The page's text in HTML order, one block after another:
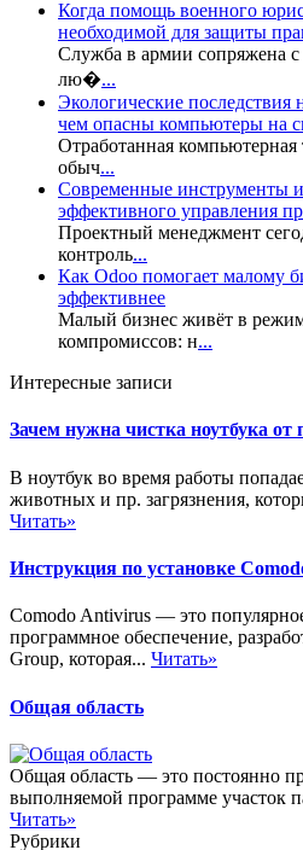
Когда помощь военного
необходимой для защиты
Служба в армии сопряжена
лю�...
Экологические последствия
чем опасны компьютеры на
Отработанная компьютерная
обыч...
Современные инструменты
эффективного управления
Проектный менеджмент
контроль...
Как Odoo помогает малому
эффективнее
Малый бизнес живёт в
компромиссов: н...
Интересные записи
Зачем нужна чистка ноутбука от
В ноутбук во время работы
животных и пр. загрязнения,
Читать»
Инструкция по установке
Comodo Antivirus — это
программное обеспечение,
Group, которая... Читать»
Общая область
Общая область — это постоянно
выполняемой программе участок
Читать»
Рубрики